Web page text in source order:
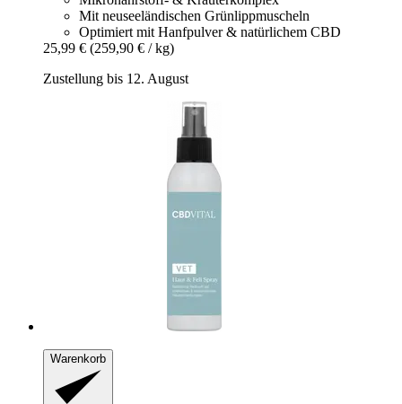
Mit neuseeländischen Grünlippmuscheln
Optimiert mit Hanfpulver & natürlichem CBD
25,99 € (259,90 € / kg)
Zustellung bis 12. August
Warenkorb